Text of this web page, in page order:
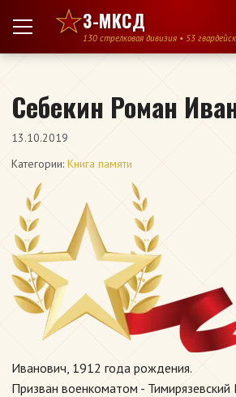
Перейти к содержимому
3-МКСД
130 стрелковая дивизия • 53
Себекин Роман
13.10.2019
Категории: Книга памяти
Иванович, 1912 года рождения.
Призван военкоматом -